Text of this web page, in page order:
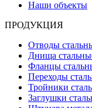
Наши объекты
ПРОДУКЦИЯ
Отводы
Днища
Фланцы
Переходы
Тройники
Заглушки